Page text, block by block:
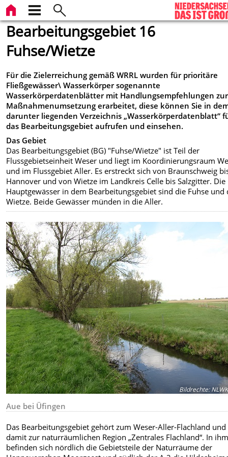
Bearbeitungsgebiet 16
Fuhse/Wietze
Für die Zielerreichung gemäß WRRL wurden für prioritäre
Fließgewässer\ Wasserkörper sogenannte
Wasserkörperdatenblätter mit Handlungsempfehlungen zur
Maßnahmenumsetzung erarbeitet, diese können Sie in
darunter liegenden Verzeichnis „Wasserkörperdatenblatt“
das Bearbeitungsgebiet aufrufen und einsehen.
Das Gebiet
Das Bearbeitungsgebiet (BG) "Fuhse/Wietze" ist Teil der
Flussgebietseinheit Weser und liegt im Koordinierungsraum
und im Flussgebiet Aller. Es erstreckt sich von Braunschweig
Hannover und von Wietze im Landkreis Celle bis Salzgitter. Die
Hauptgewässer in dem Bearbeitungsgebiet sind die Fuhse und
Wietze. Beide Gewässer münden in die Aller.
Bildrechte:
Aue bei Üfingen
Das Bearbeitungsgebiet gehört zum Weser-Aller-Flachland und
damit zur naturräumlichen Region „Zentrales Flachland“. In
befinden sich nördlich die Gebietsteile der Naturräume der